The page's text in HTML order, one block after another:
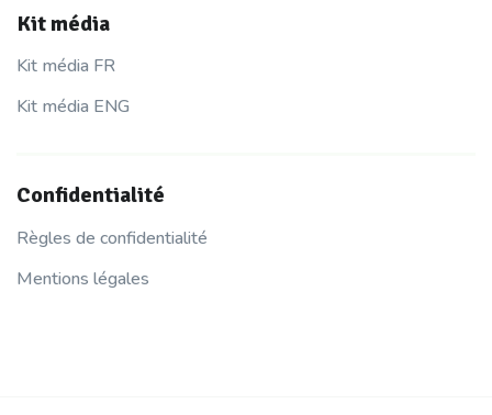
Kit média
Kit média FR
Kit média ENG
Confidentialité
Règles de confidentialité
Mentions légales